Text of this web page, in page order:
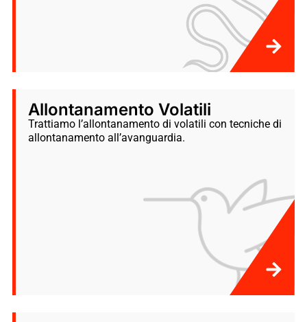
Allontanamento Volatili
Trattiamo l’allontanamento di volatili con tecniche di
allontanamento all’avanguardia.